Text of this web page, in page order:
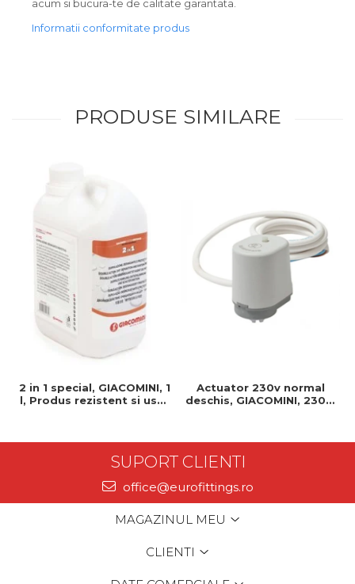
acum si bucura-te de calitate garantata.
Informatii conformitate produs
PRODUSE SIMILARE
2 in 1 special, GIACOMINI, 1
l, Produs rezistent si usor
Actuator 230v normal
deschis, GIACOMINI, 230v,
SUPORT CLIENTI
office@eurofittings.ro
MAGAZINUL MEU
CLIENTI